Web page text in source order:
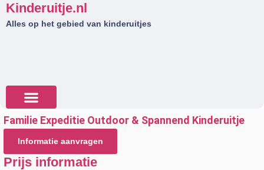
Kinderuitje.nl
Alles op het gebied van kinderuitjes
Familie Expeditie Outdoor & Spannend Kinderuitje
Informatie aanvragen
Prijs informatie